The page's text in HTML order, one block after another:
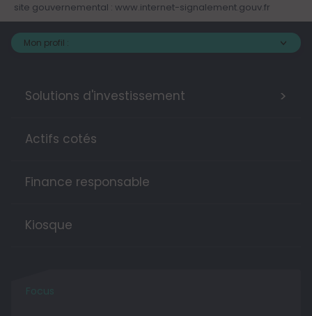
site gouvernemental : www.internet-signalement.gouv.fr
Mon profil :
Solutions d'investissement >
Actifs cotés
Finance responsable
Kiosque